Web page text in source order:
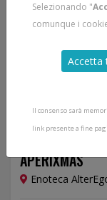
APERIXMAS
Enoteca
Selezionando "
comunque i
Accetta
Il consenso sarà
link presente a fine